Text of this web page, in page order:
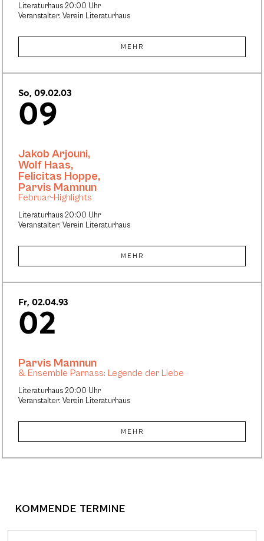
Literaturhaus 20:00 Uhr
Veranstalter: Verein Literaturhaus
MEHR
So, 09.02.03
09
Literaturhaus 20:00 Uhr
Veranstalter: Verein Literaturhaus
Jakob Arjouni,
Wolf Haas,
Felicitas Hoppe,
Parvis Mamnun
Februar-Highlights
MEHR
Fr, 02.04.93
02
Literaturhaus 20:00 Uhr
Veranstalter: Verein Literaturhaus
Parvis Mamnun
& Ensemble Parnass: Legende der Liebe
MEHR
KOMMENDE TERMINE